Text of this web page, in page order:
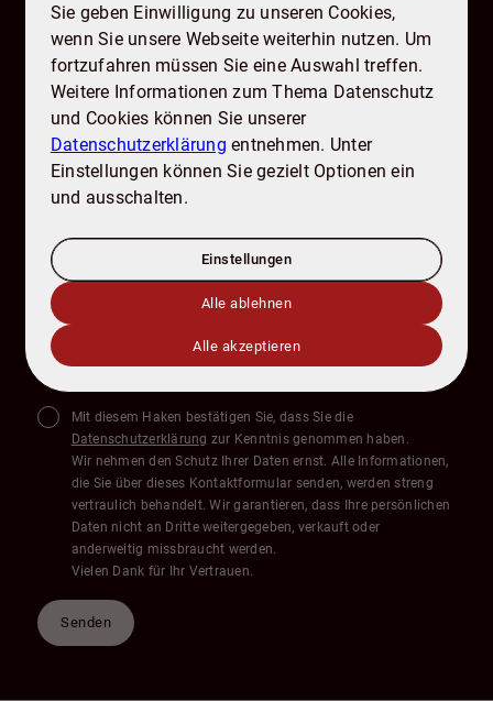
*
Telefon
Mit diesem Haken bestätigen Sie, dass Sie die
Datenschutzerklärung zur Kenntnis genommen haben.
Wir nehmen den Schutz Ihrer Daten ernst. Alle Informationen,
die Sie über dieses Kontaktformular senden, werden streng
vertraulich behandelt. Wir garantieren, dass Ihre persönlichen
Daten nicht an Dritte weitergegeben, verkauft oder
anderweitig missbraucht werden.
Vielen Dank für Ihr Vertrauen.
Senden
Sie geben Einwilligung zu unseren Cookies,
wenn Sie unsere Webseite weiterhin nutzen. Um
fortzufahren müssen Sie eine Auswahl treffen.
Weitere Informationen zum Thema Datenschutz
und Cookies können Sie unserer
Datenschutzerklärung entnehmen. Unter
Einstellungen können Sie gezielt Optionen ein
und ausschalten.
Einstellungen
Alle ablehnen
Alle akzeptieren